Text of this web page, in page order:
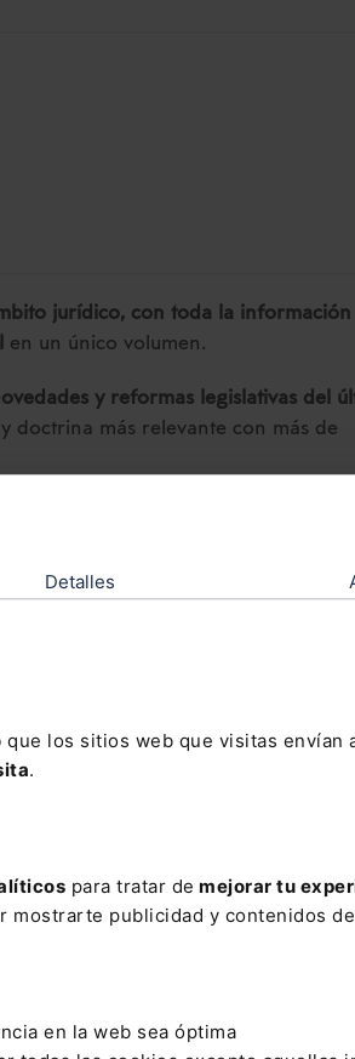
Detalles
que los sitios web que visitas envían
.
para tratar de mejorar tu
mostrarte publicidad y contenidos
en la web sea óptima
jurídico, con toda la información
en un único volumen.
y reformas legislativas del
doctrina más relevante con más de
. Un servicio de
cada semana.